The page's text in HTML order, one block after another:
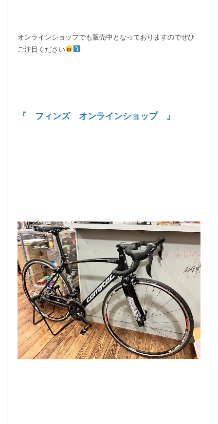
オンラインショップでも販売中となっておりますのでぜひ
ご注目ください
『 フィンズ オンラインショップ 』